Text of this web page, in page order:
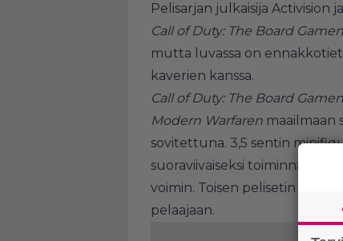
Pelisarjan julkaisija
Call of Duty: The Board Gamen
mutta luvassa on
kaverien kanssa.
Call of Duty: The Board Gamen
Modern Warfaren
sovitettuna. 3,5 sentin
suoraviivaiseksi toiminnaksi,
voimin. Toisen pelisetin
pelaajaan.